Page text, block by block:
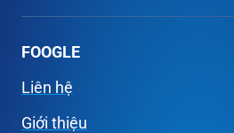
FOOGLE
Liên hệ
Giới thiệu